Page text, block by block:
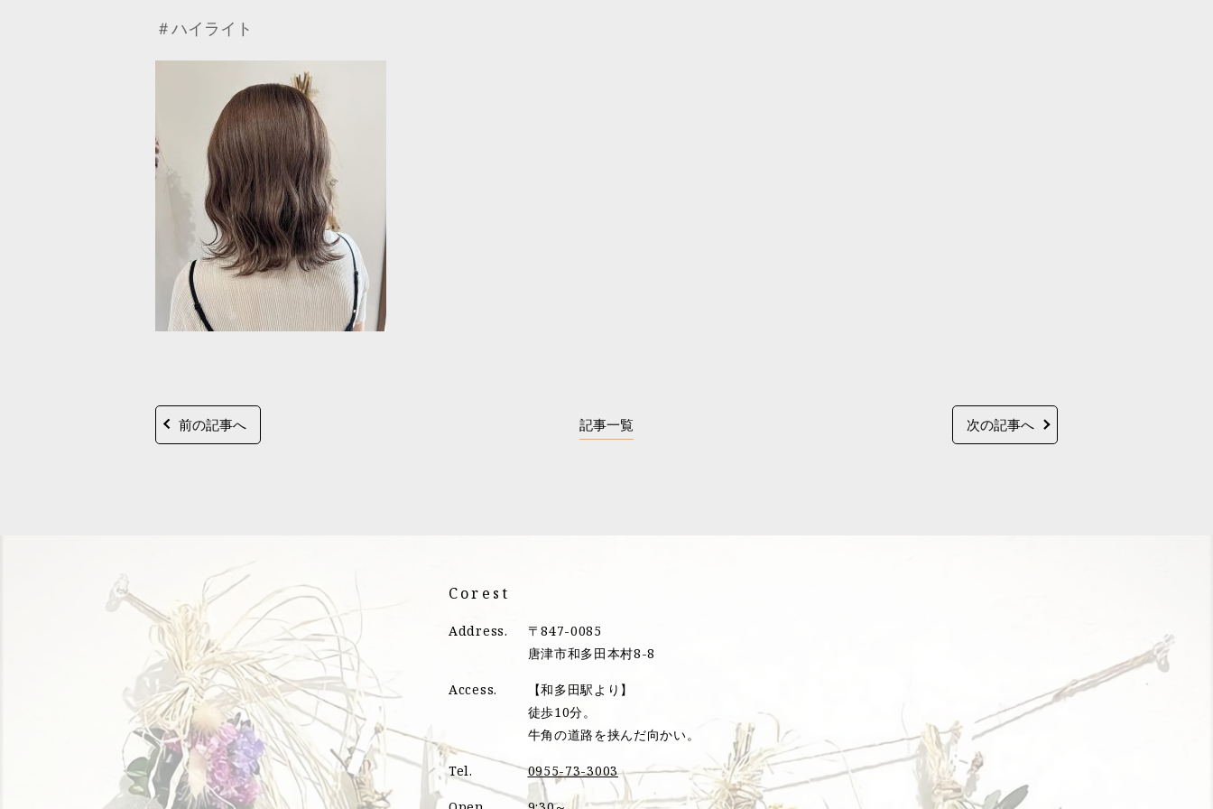
＃ハイライト
前の記事へ 記事一覧 次の記事へ
Corest
Address.
〒847-0085
唐津市和多田本村8-8
Access.
【和多田駅より】
徒歩10分。
牛角の道路を挟んだ向かい。
Tel. 0955-73-3003